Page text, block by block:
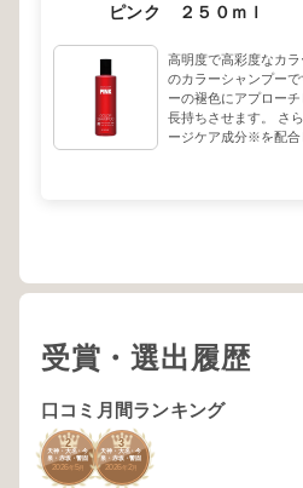
ピンク ２５０ｍｌ
高明度で高彩度なカ
のカラーシャンプー
ーの褪色にアプロー
長持ちさせます。 さ
ージケア成分※を配合
た髪をサポートしま
受賞・選出履歴
口コミ月間ランキング
2
天神・大名・今
泉・赤坂・警固
2026年 5月
3
天神・大名・今
泉・赤坂・警固
2026年 2月